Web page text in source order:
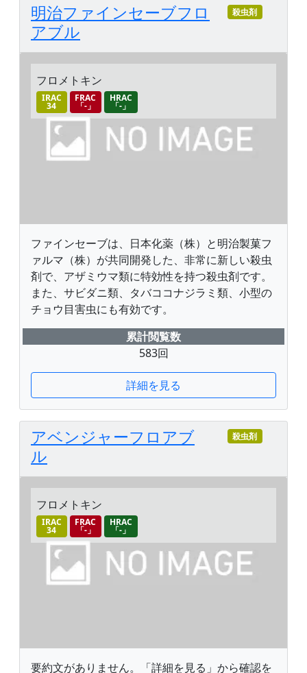
明治ファインセーブフロ
アブル
殺虫剤
フロメトキン
IRAC
34
FRAC
「-」
HRAC
「-」
ファインセーブは、日本化薬（株）と明治製菓フ
ァルマ（株）が共同開発した、非常に新しい殺虫
剤で、アザミウマ類に特効性を持つ殺虫剤です。
また、サビダニ類、タバココナジラミ類、小型の
チョウ目害虫にも有効です。
累計閲覧数
583回
詳細を見る
アベンジャーフロアブ
ル
殺虫剤
フロメトキン
IRAC
34
FRAC
「-」
HRAC
「-」
要約文がありません。「詳細を見る」から確認を